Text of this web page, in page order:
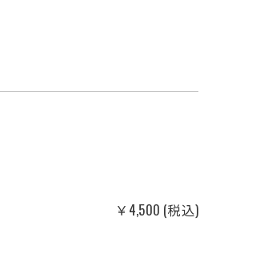
￥4,500 (税込)